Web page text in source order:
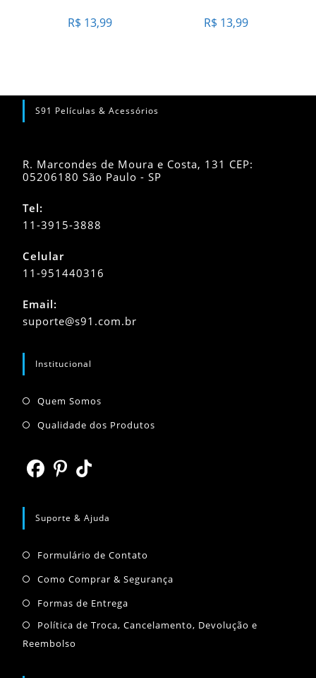
R$ 13,99 R$ 13,99
S91 Películas & Acessórios
R. Marcondes de Moura e Costa, 131 CEP:
05206180 São Paulo - SP
Tel:
11-3915-3888
Celular
11-951440316
em
seu
Email:
suporte@s91.com.brAbre
Institucional
Quem SomosAbre
Qualidade dos ProdutosAbre
em
nova
aba
em
nova
aba
em
nova
Suporte & Ajuda
Formulário de Contato
aba
Como Comprar & SegurançaAbre
Formas de EntregaAbre
em
Política de Troca, Cancelamento, Devolução e
Reembolso